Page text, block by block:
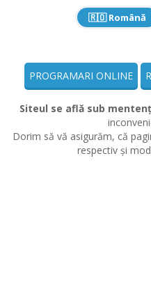
🇷🇴 Română
PROGRAMARI ONLINE
Siteul se află sub
Dorim să vă asigurăm, că
respectiv și